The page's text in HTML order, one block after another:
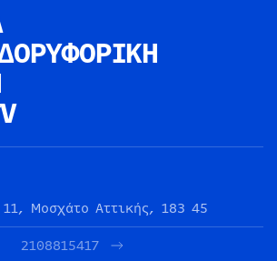
Μοσχάτο Αττικής, 183 45
2108815417